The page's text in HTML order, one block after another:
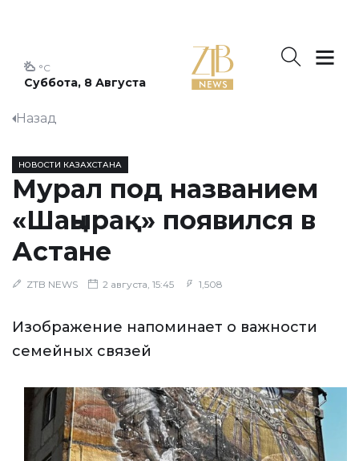
Суббота, 8 Августа
°C
Назад
НОВОСТИ КАЗАХСТАНА
Мурал под названием
«Шаңырақ» появился в
Астане
ZTB NEWS 2 августа, 15:45 1,508
Изображение напоминает о важности
семейных связей